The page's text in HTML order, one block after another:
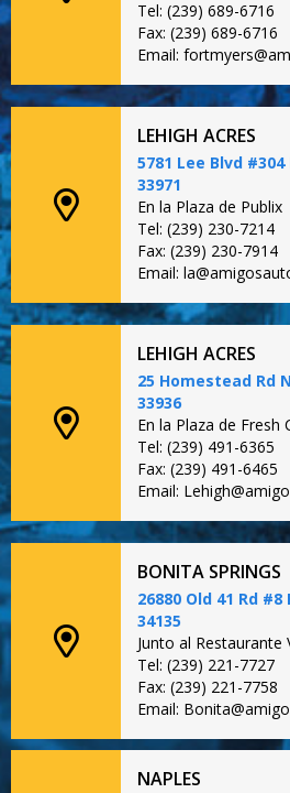
Tel: (239) 689-6716
Fax: (239) 689-6716
Email:
LEHIGH ACRES
5781 Lee Blvd
33971
En la Plaza de Publix
Tel: (239) 230-7214
Fax: (239) 230-7914
Email:
LEHIGH ACRES
25 Homestead Rd
33936
En la Plaza de Fresh
Tel: (239) 491-6365
Fax: (239) 491-6465
Email:
BONITA SPRINGS
26880 Old 41 Rd
34135
Junto al Restaurante
Tel: (239) 221-7727
Fax: (239) 221-7758
Email:
NAPLES